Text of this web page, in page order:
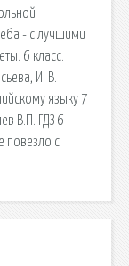
- с лучшими
6 класс.
И. В.
языку 7
В.П. ГДЗ 6
повезло с